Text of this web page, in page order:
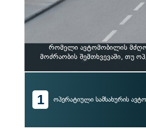
რომელი ავტომობილის
მოძრაობის შემთხვევაში, თუ
1 ოპერატიული სამსახურის